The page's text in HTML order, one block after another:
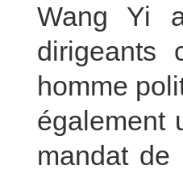
Wang Yi
dirigeants
homme
également
mandat de